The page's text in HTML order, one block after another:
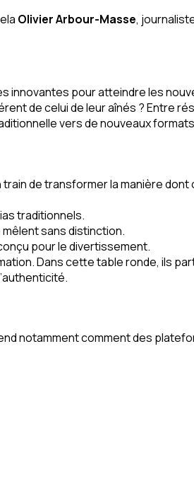
Olivier Arbour-Masse,
innovantes pour atteindre les
de celui de leur aînés ? Entre
vers de nouveaux
de transformer la manière dont
traditionnels.
sans distinction.
pour le divertissement.
Dans cette table ronde, ils
notamment comment des